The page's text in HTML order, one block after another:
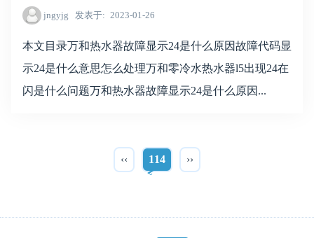
jngyjg 发表于 2023-01-26
本文目录万和热水器故障显示24是什么原因故障代码显
示24是什么意思怎么处理万和零冷水热水器l5出现24在
闪是什么问题万和热水器故障显示24是什么原因...
‹‹ 114 ››